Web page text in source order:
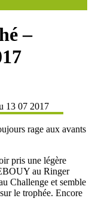
–
rage aux avants
pris une légère
au Ringer
Challenge et semble
le trophée. Encore